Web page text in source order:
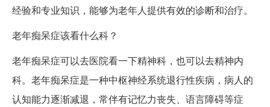
经验和专业知识，能够为老年人提供有效的诊断和治疗。
老年痴呆症该看什么科？
老年痴呆症可以去医院看一下精神科，也可以去精神内
科。老年痴呆症是一种中枢神经系统退行性疾病，病人的
认知能力逐渐减退，常伴有记忆力丧失、语言障碍等症